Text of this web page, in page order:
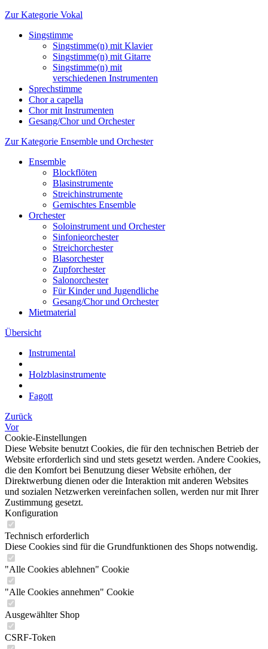
Zur Kategorie Vokal
Singstimme
Singstimme(n) mit Klavier
Singstimme(n) mit Gitarre
Singstimme(n) mit
verschiedenen Instrumenten
Sprechstimme
Chor a capella
Chor mit Instrumenten
Gesang/Chor und Orchester
Zur Kategorie Ensemble und Orchester
Ensemble
Blockflöten
Blasinstrumente
Streichinstrumente
Gemischtes Ensemble
Orchester
Soloinstrument und Orchester
Sinfonieorchester
Streichorchester
Blasorchester
Zupforchester
Salonorchester
Für Kinder und Jugendliche
Gesang/Chor und Orchester
Mietmaterial
Übersicht
Instrumental
Holzblasinstrumente
Fagott
Zurück
Vor
Cookie-Einstellungen
Diese Website benutzt Cookies, die für den technischen Betrieb der
Website erforderlich sind und stets gesetzt werden. Andere Cookies,
die den Komfort bei Benutzung dieser Website erhöhen, der
Direktwerbung dienen oder die Interaktion mit anderen Websites
und sozialen Netzwerken vereinfachen sollen, werden nur mit Ihrer
Zustimmung gesetzt.
Konfiguration
Technisch erforderlich
Diese Cookies sind für die Grundfunktionen des Shops notwendig.
"Alle Cookies ablehnen" Cookie
"Alle Cookies annehmen" Cookie
Ausgewählter Shop
CSRF-Token